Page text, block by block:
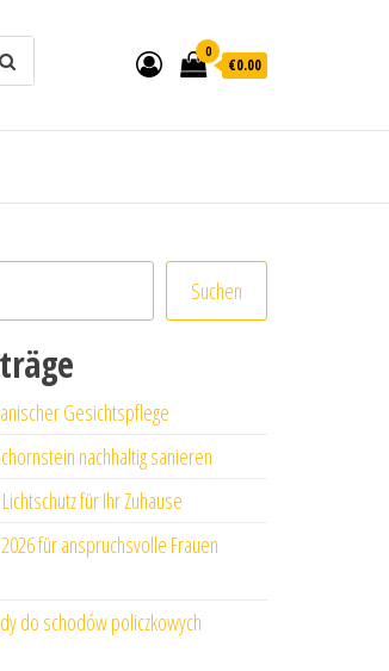
0
€0.00
Suchen
Gesichtspflege
nachhaltig sanieren
für Ihr Zuhause
für anspruchsvolle Frauen
do schodów policzkowych